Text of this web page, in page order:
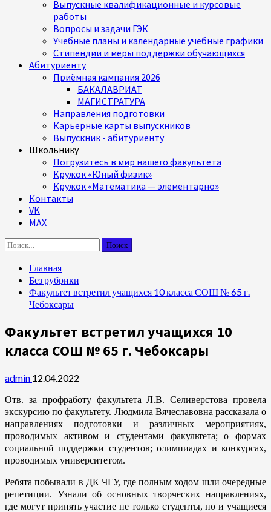
Выпускные квалификационные и курсовые
работы
Вопросы и задачи ГЭК
Учебные планы и календарные учебные графики
Стипендии и меры поддержки обучающихся
Абитуриенту
Приёмная кампания 2026
БАКАЛАВРИАТ
МАГИСТРАТУРА
Направления подготовки
Карьерные карты выпускников
Выпускник - абитуриенту
Школьнику
Погрузитесь в мир нашего факультета
Кружок «Юный физик»
Кружок «Математика — элементарно»
Контакты
VK
MAX
Найти:
Главная
Без рубрики
Факультет встретил учащихся 10 класса СОШ № 65 г.
Чебоксары
Факультет встретил учащихся 10
класса СОШ № 65 г. Чебоксары
admin 12.04.2022
Отв. за профработу факультета Л.В. Селиверстова провела
экскурсию по факультету. Людмила Вячеславовна рассказала о
направлениях подготовки и различных мероприятиях,
проводимых активом и студентами факультета; о формах
социальной поддержки студентов; олимпиадах и конкурсах,
проводимых университетом.
Ребята побывали в ДК ЧГУ, где полным ходом шли очередные
репетиции. Узнали об основных творческих направлениях,
где могут принять участие не только студенты, но и учащиеся